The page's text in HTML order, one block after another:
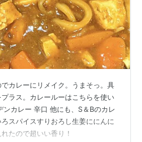
カレーにリメイク。うまそっ。具
ラス。カレールーはこちらを使い
カレー 辛口 他にも、S＆Bのカレ
スパイスすりおろし生姜ににんに
たので超いい香り！